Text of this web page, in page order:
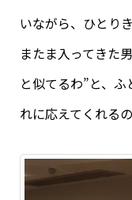
いながら、ひとり
またま入ってきた
と似てるわ”と、
れに応えてくれるの